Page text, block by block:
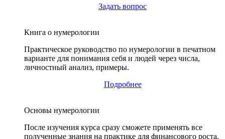
Задать вопрос
Книга о нумерологии
Практическое руководство по нумерологии в печатном
варианте для понимания себя и людей через числа,
личностный анализ, примеры.
Подробнее
Основы нумерологии
После изучения курса сразу сможете применять все
полученные знания на практике для финансового роста,